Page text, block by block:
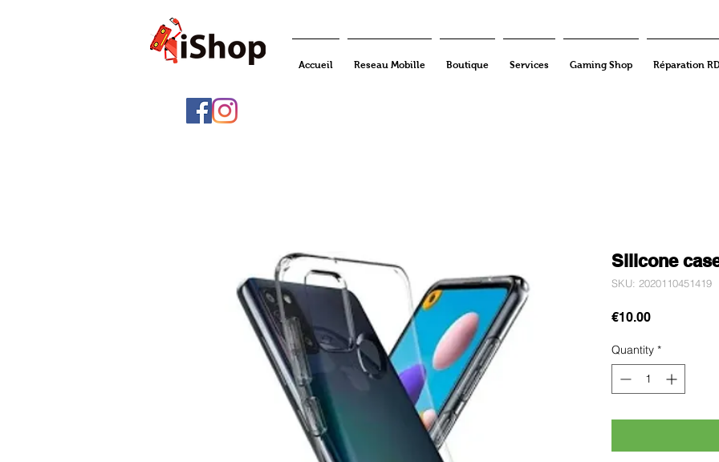
Accueil Reseau Mobille Boutique Services Gaming Shop Réparation
Silicone
SKU: 2020110451419
€10.00Price
Quantity *